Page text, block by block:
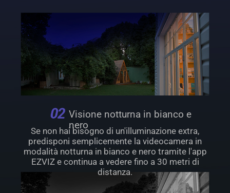
Visione notturna in bianco e
nero
Se non hai bisogno di un'illuminazione extra,
predisponi semplicemente la videocamera in
modalità notturna in bianco e nero tramite l'app
EZVIZ e continua a vedere fino a 30 metri di
distanza.